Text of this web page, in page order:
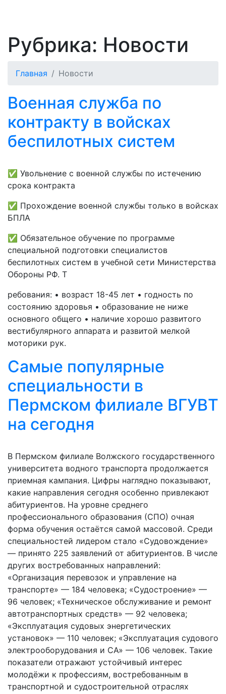
Рубрика: Новости
Главная Новости
Военная служба по
контракту в войсках
беспилотных систем
✅ Увольнение с военной службы по истечению
срока контракта
✅ Прохождение военной службы только в войсках
БПЛА
✅ Обязательное обучение по программе
специальной подготовки специалистов
беспилотных систем в учебной сети Министерства
Обороны РФ. Т
ребования: • возраст 18-45 лет • годность по
состоянию здоровья • образование не ниже
основного общего • наличие хорошо развитого
вестибулярного аппарата и развитой мелкой
моторики рук.
Самые популярные
специальности в
Пермском филиале ВГУВТ
на сегодня
В Пермском филиале Волжского государственного
университета водного транспорта продолжается
приемная кампания. Цифры наглядно показывают,
какие направления сегодня особенно привлекают
абитуриентов. На уровне среднего
профессионального образования (СПО) очная
форма обучения остаётся самой массовой. Среди
специальностей лидером стало «Судовождение»
— принято 225 заявлений от абитуриентов. В числе
других востребованных направлений:
«Организация перевозок и управление на
транспорте» — 184 человека; «Судостроение» —
96 человек; «Техническое обслуживание и ремонт
автотранспортных средств» — 92 человека;
«Эксплуатация судовых энергетических
установок» — 110 человек; «Эксплуатация судового
электрооборудования и СА» — 106 человек. Такие
показатели отражают устойчивый интерес
молодёжи к профессиям, востребованным в
транспортной и судостроительной отраслях